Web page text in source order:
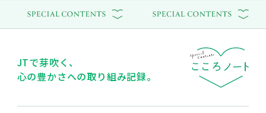
JTで芽吹く、
心の豊かさへの取り組み記録。